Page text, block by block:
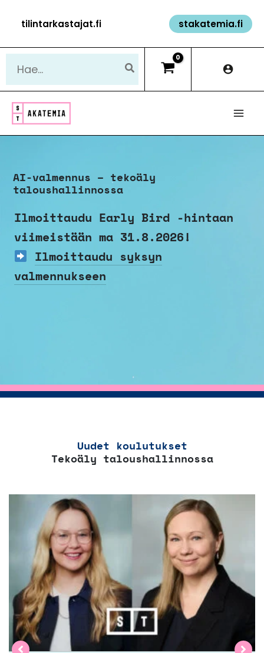
sisältöön
tilintarkastajat.fi stakatemia.fi
AI-valmennus – tekoäly
taloushallinnossa
Ilmoittaudu Early Bird -hintaan
viimeistään ma 31.8.2026!
Ilmoittaudu syksyn
valmennukseen
Uudet koulutukset
Tekoäly taloushallinnossa
tuotteella
useampi
muunnelma.
Voit
tehdä
valinnat
tuotteen